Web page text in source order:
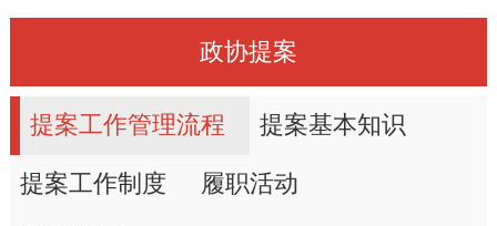
政协提案
提案工作管理流程 提案基本知识
提案工作制度 履职活动